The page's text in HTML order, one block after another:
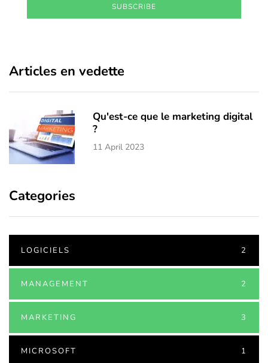
SUBSCRIBE
Articles en vedette
Qu'est-ce que le marketing digital
?
11 April 2023
Categories
LOGICIELS 2
MANAGEMENT 2
MARKETING 3
MICROSOFT 1